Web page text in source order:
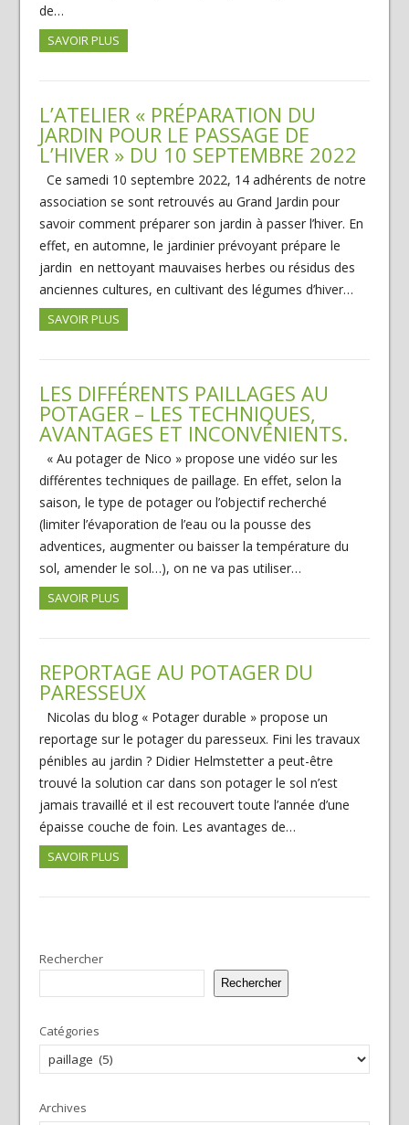
de…
SAVOIR PLUS
L’ATELIER « PRÉPARATION DU
JARDIN POUR LE PASSAGE DE
L’HIVER » DU 10 SEPTEMBRE 2022
Ce samedi 10 septembre 2022, 14 adhérents de notre
association se sont retrouvés au Grand Jardin pour
savoir comment préparer son jardin à passer l’hiver. En
effet, en automne, le jardinier prévoyant prépare le
jardin en nettoyant mauvaises herbes ou résidus des
anciennes cultures, en cultivant des légumes d’hiver…
SAVOIR PLUS
LES DIFFÉRENTS PAILLAGES AU
POTAGER – LES TECHNIQUES,
AVANTAGES ET INCONVÉNIENTS.
« Au potager de Nico » propose une vidéo sur les
différentes techniques de paillage. En effet, selon la
saison, le type de potager ou l’objectif recherché
(limiter l’évaporation de l’eau ou la pousse des
adventices, augmenter ou baisser la température du
sol, amender le sol…), on ne va pas utiliser…
SAVOIR PLUS
REPORTAGE AU POTAGER DU
PARESSEUX
Nicolas du blog « Potager durable » propose un
reportage sur le potager du paresseux. Fini les travaux
pénibles au jardin ? Didier Helmstetter a peut-être
trouvé la solution car dans son potager le sol n’est
jamais travaillé et il est recouvert toute l’année d’une
épaisse couche de foin. Les avantages de…
SAVOIR PLUS
Rechercher
Rechercher
Catégories
Archives